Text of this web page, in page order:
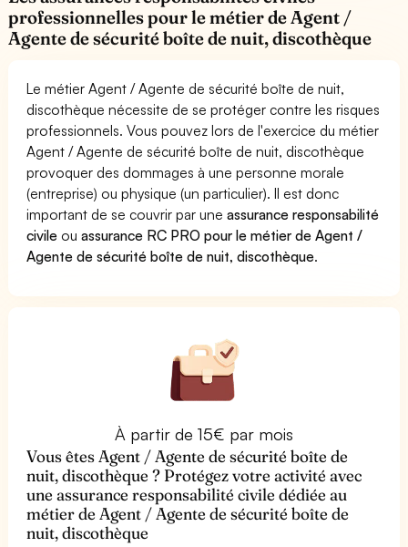
professionnelles pour le métier de Agent /
Agente de sécurité boîte de nuit, discothèque
Le métier Agent / Agente de sécurité boîte de nuit,
discothèque nécessite de se protéger contre les risques
professionnels. Vous pouvez lors de l'exercice du métier
Agent / Agente de sécurité boîte de nuit, discothèque
provoquer des dommages à une personne morale
(entreprise) ou physique (un particulier). Il est donc
important de se couvrir par uneassurance responsabilité
civile ouassurance RC PRO pour le métier de Agent /
Agente de sécurité boîte de nuit, discothèque.
À partir de 15€ par mois
Vous êtes Agent / Agente de sécurité boîte de
nuit, discothèque ? Protégez votre activité avec
une assurance responsabilité civile dédiée au
métier de Agent / Agente de sécurité boîte de
nuit, discothèque